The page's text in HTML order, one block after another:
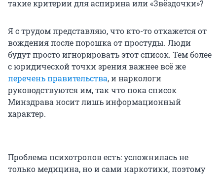
такие критерии для аспирина или «Звёздочки»?
Я с трудом представляю, что кто-то откажется от
вождения после порошка от простуды. Люди
будут просто игнорировать этот список. Тем более
с юридической точки зрения важнее всё же
перечень правительства, и наркологи
руководствуются им, так что пока список
Минздрава носит лишь информационный
характер.
Проблема психотропов есть: усложнилась не
только медицина, но и сами наркотики, поэтому